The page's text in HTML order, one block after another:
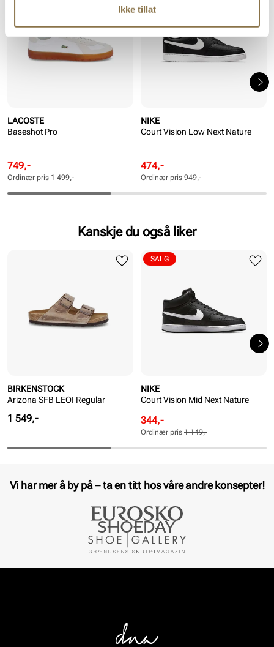
Ikke tillat
LACOSTE
Baseshot Pro
Rabattert
pris
Pris
749,-
Ordinær
pris
Pris
Ordinær pris 1 499,-
NIKE
Court Vision Low Next Nature
Rabattert
pris
Pris
474,-
Ordinær
pris
Pris
Ordinær pris 949,-
Kanskje du også liker
BIRKENSTOCK
Arizona SFB LEOI Regular
Pris
1 549,-
NIKE
Court Vision Mid Next Nature
Rabattert
pris
Pris
344,-
Ordinær
pris
Pris
Ordinær pris 1 149,-
SALG
Vi har mer å by på – ta en titt hos våre andre konsepter!